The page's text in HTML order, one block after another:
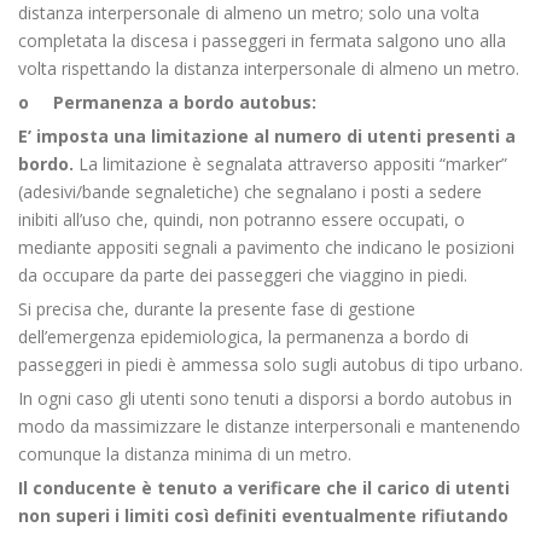
distanza interpersonale di almeno un metro; solo una volta
completata la discesa i passeggeri in fermata salgono uno alla
volta rispettando la distanza interpersonale di almeno un metro.
o Permanenza a bordo autobus:
E’ imposta una limitazione al numero di utenti presenti a
bordo. La limitazione è segnalata attraverso appositi “marker”
(adesivi/bande segnaletiche) che segnalano i posti a sedere
inibiti all’uso che, quindi, non potranno essere occupati, o
mediante appositi segnali a pavimento che indicano le posizioni
da occupare da parte dei passeggeri che viaggino in piedi.
Si precisa che, durante la presente fase di gestione
dell’emergenza epidemiologica, la permanenza a bordo di
passeggeri in piedi è ammessa solo sugli autobus di tipo urbano.
In ogni caso gli utenti sono tenuti a disporsi a bordo autobus in
modo da massimizzare le distanze interpersonali e mantenendo
comunque la distanza minima di un metro.
Il conducente è tenuto a verificare che il carico di utenti
non superi i limiti così definiti eventualmente rifiutando